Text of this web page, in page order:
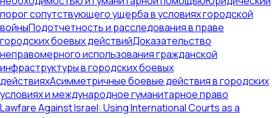
порог сопутствующего ущерба в условиях городской
войныПодотчетность и расследования в праве
городских боевых действийДоказательство
неправомерного использования гражданской
инфраструктуры в городских боевых
действияхАсимметричные боевые действия в городских
условиях и международное гуманитарное право
Lawfare Against Israel: Using International Courts as a